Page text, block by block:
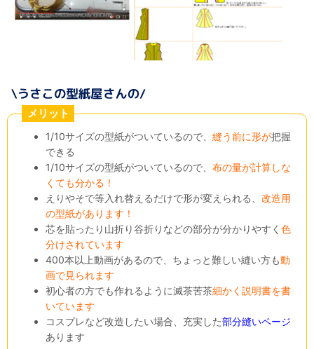
メリット
1/10サイズの型紙がついているので、縫う前に形が把握
できる
1/10サイズの型紙がついているので、布の量が計算しな
くても分かる！
えりやそで等入れ替えるだけで形が変えられる、改造用
の型紙があります！
芯を貼ったり山折り谷折りなどの部分が分かりやすく色
分けされています
400本以上動画があるので、ちょっと難しい縫い方も動
画で見られます
初心者の方でも作れるように滅茶苦茶細かく説明書を書
いています
コスプレなど改造したい場合、充実した部分縫いページ
あります